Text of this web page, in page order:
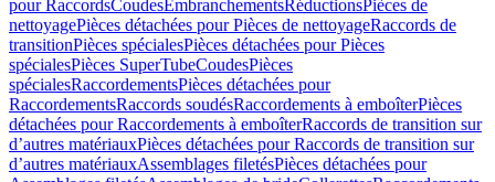
pour RaccordsCoudesEmbranchementsRéductionsPièces de
nettoyagePièces détachées pour Pièces de nettoyageRaccords de
transitionPièces spécialesPièces détachées pour Pièces
spécialesPièces SuperTubeCoudesPièces
spécialesRaccordementsPièces détachées pour
RaccordementsRaccords soudésRaccordements à emboîterPièces
détachées pour Raccordements à emboîterRaccords de transition sur
d’autres matériauxPièces détachées pour Raccords de transition sur
d’autres matériauxAssemblages filetésPièces détachées pour